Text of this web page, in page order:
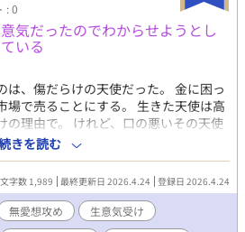
: 0
気だったのでわからせようとし
いる
は、傷だらけの天使だった。 金に困っ
場で売ることにする。 生きた天使は高
理由で。 けれど、口の悪いその天使
ばかりで可愛げがない。 そして迎えた
買ったのは、よりにもよって俺を飼っ
。 逃げ場はない。終わった──はずだ
けたら返さないと死ぬの」 そう言っ
。
きを読む
文字数 1,989 最終更新日 2026.4.24 登録日 2026.4.24
無愛想攻め
生意気受け